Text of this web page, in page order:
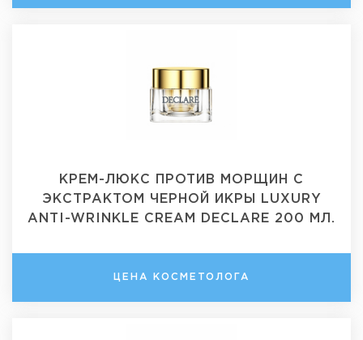
КРЕМ-ЛЮКС ПРОТИВ МОРЩИН С
ЭКСТРАКТОМ ЧЕРНОЙ ИКРЫ LUXURY
ANTI-WRINKLE CREAM DECLARE 200 МЛ.
ЦЕНА КОСМЕТОЛОГА